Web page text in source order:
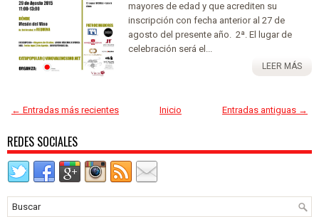
mayores de edad y que acrediten su
inscripción con fecha anterior al 27 de
agosto del presente año. 2ª. El lugar de
celebración será el...
LEER MÁS
← Entradas más recientes Entradas antiguas →
Inicio
REDES SOCIALES